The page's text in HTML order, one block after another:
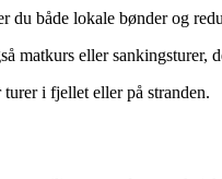
du både lokale bønder og
matkurs eller
i fjellet eller på stranden.